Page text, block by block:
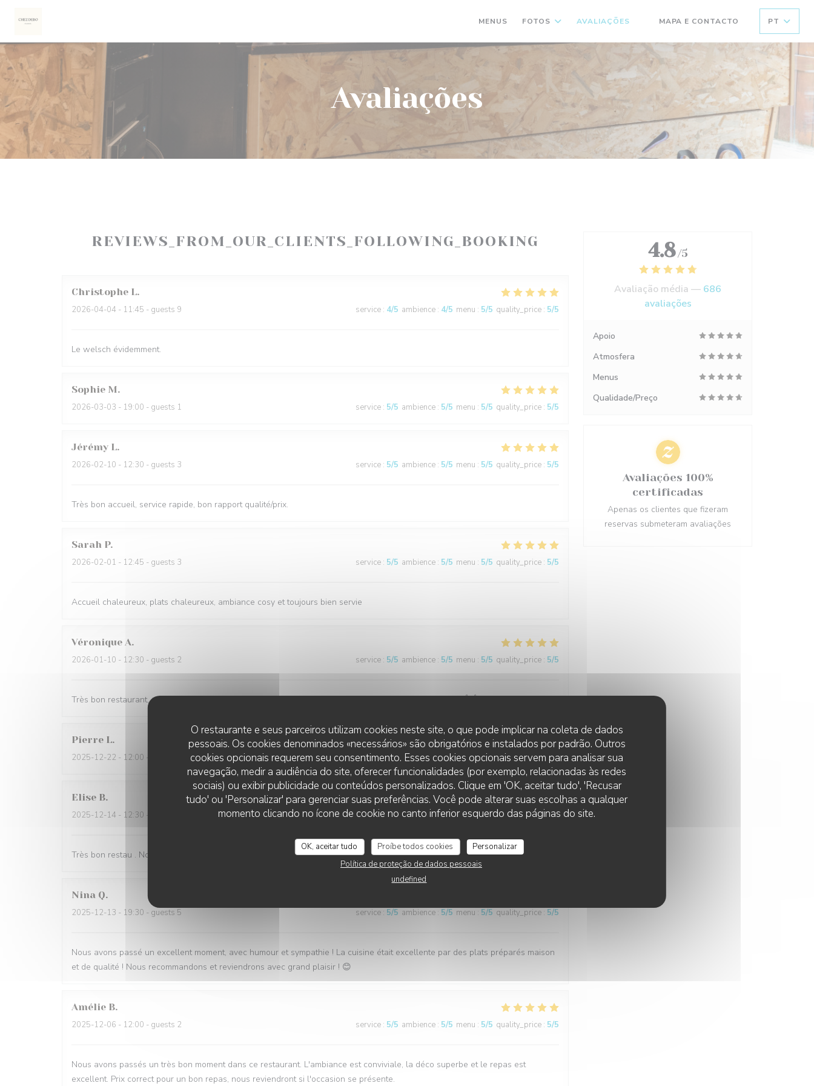
O restaurante e seus parceiros utilizam cookies neste site, o que pode implicar na coleta de dados
pessoais. Os cookies denominados «necessários» são obrigatórios e instalados por padrão. Outros
cookies opcionais requerem seu consentimento. Esses cookies opcionais servem para analisar sua
navegação, medir a audiência do site, oferecer funcionalidades (por exemplo, relacionadas às redes
sociais) ou exibir publicidade ou conteúdos personalizados. Clique em 'OK, aceitar tudo', 'Recusar
tudo' ou 'Personalizar' para gerenciar suas preferências. Você pode alterar suas escolhas a qualquer
momento clicando no ícone de cookie no canto inferior esquerdo das páginas do site.
OK, aceitar tudo Proíbe todos cookies
Personalizar
Política de proteção de dados pessoais
undefined
MENUS FOTOS AVALIAÇÕES MAPA E CONTACTO PT
Avaliações
REVIEWS_FROM_OUR_CLIENTS_FOLLOWING_BOOKING
Christophe L
2026-04-04 - 11:45 - guests 9 service : 4/5 ambience : 4/5 menu : 5/5 quality_price : 5/5
Le welsch évidemment.
Sophie M
2026-03-03 - 19:00 - guests 1 service : 5/5 ambience : 5/5 menu : 5/5 quality_price : 5/5
Jérémy L
2026-02-10 - 12:30 - guests 3 service : 5/5 ambience : 5/5 menu : 5/5 quality_price : 5/5
Très bon accueil, service rapide, bon rapport qualité/prix.
Sarah P
2026-02-01 - 12:45 - guests 3 service : 5/5 ambience : 5/5 menu : 5/5 quality_price : 5/5
Accueil chaleureux, plats chaleureux, ambiance cosy et toujours bien servie
Véronique A
2026-01-10 - 12:30 - guests 2 service : 5/5 ambience : 5/5 menu : 5/5 quality_price : 5/5
Très bon restaurant, accueil chaleureux, convivial,produits frais, rien a redire, je recommande vivement👍👍
Pierre L
2025-12-22 - 12:00 - guests 6 service: 5/5 ambience:4/5 menu: 4/5 quality_price: 4/5
Elise B
2025-12-14 - 12:30 - guests 3 service: 5/5 ambience:5/5 menu: 5/5 quality_price: 5/5
Très bon restau . Nous nous sommes régalé. La patron est très gentil Je recommande
Nina Q
2025-12-13 - 19:30 - guests 5 service : 5/5 ambience : 5/5 menu : 5/5 quality_price : 5/5
Nous avons passé un excellent moment, avec humour et sympathie ! La cuisine était excellente par des plats préparés maison
et de qualité ! Nous recommandons et reviendrons avec grand plaisir ! 😊
Amélie B
2025-12-06 - 12:00 - guests 2 service : 5/5 ambience : 5/5 menu : 5/5 quality_price : 5/5
Nous avons passés un très bon moment dans ce restaurant. L'ambiance est conviviale, la déco superbe et le repas est
excellent. Prix correct pour un bon repas, nous reviendront si l'occasion se présente.
4.8 /5
Avaliação média — 686
avaliações
Apoio
Atmosfera
Menus
Qualidade/Preço
Avaliações 100%
certificadas
Apenas os clientes que fizeram
reservas submeteram avaliações